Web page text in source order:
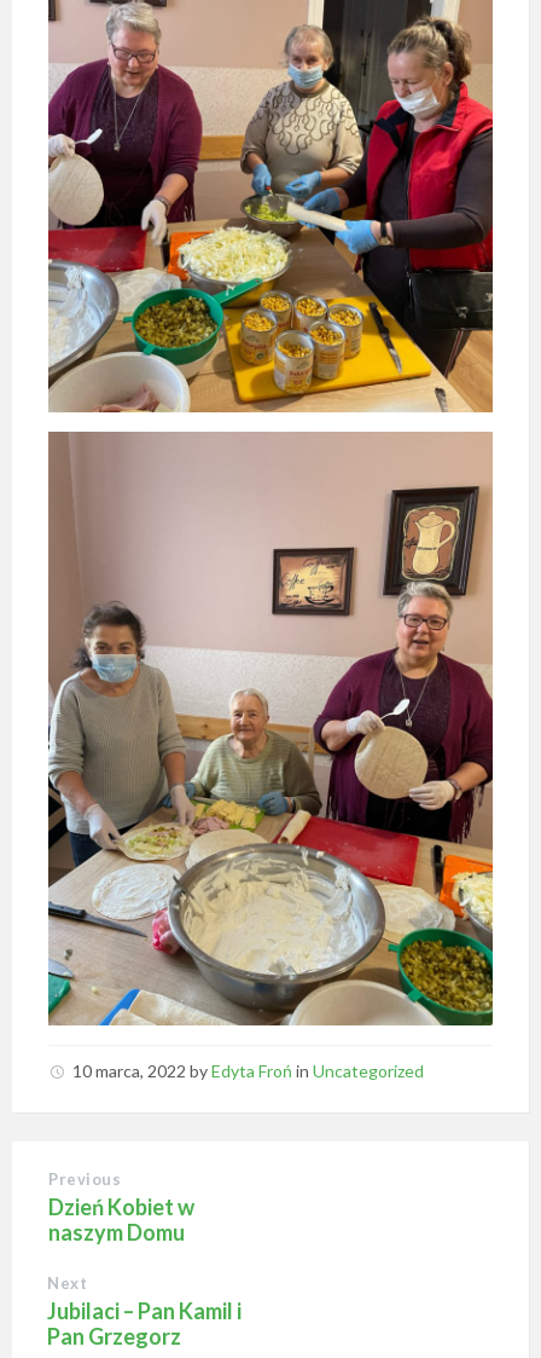
10 marca, 2022 byEdyta Froń in Uncategorized
Previous
Dzień Kobiet w
naszym Domu
Next
Jubilaci – Pan Kamil i
Pan Grzegorz